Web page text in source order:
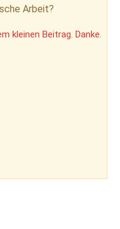
Arbeit?
kleinen Beitrag. Danke.